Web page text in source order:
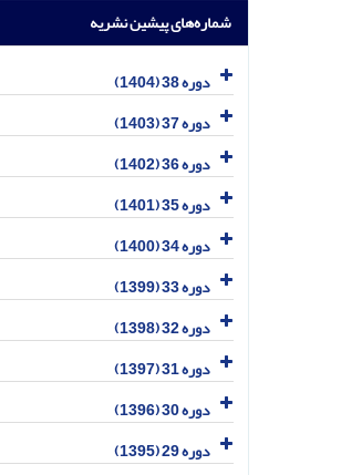
شماره‌های پیشین نشریه
دوره 38 (1404)
دوره 37 (1403)
دوره 36 (1402)
دوره 35 (1401)
دوره 34 (1400)
دوره 33 (1399)
دوره 32 (1398)
دوره 31 (1397)
دوره 30 (1396)
دوره 29 (1395)